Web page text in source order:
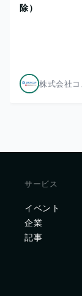
除）
株式会社
サービス
イベント
企業
記事